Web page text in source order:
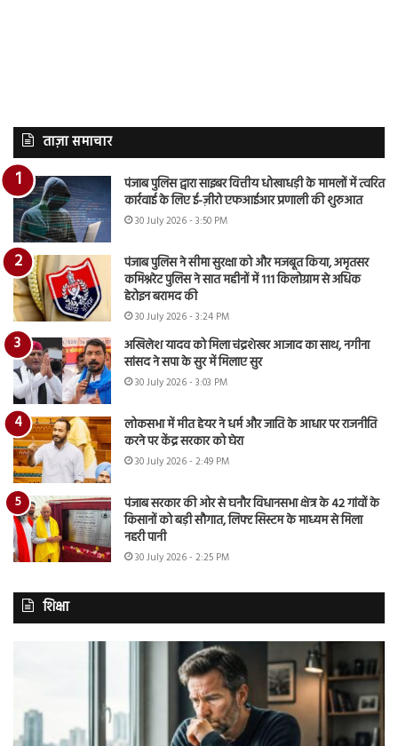
ताज़ा समाचार
पंजाब पुलिस द्वारा साइबर वित्तीय धोखाधड़ी के मामलों में त्वरित
कार्रवाई के लिए ई-ज़ीरो एफआईआर प्रणाली की शुरुआत
30 July 2026 - 3:50 PM
पंजाब पुलिस ने सीमा सुरक्षा को और मजबूत किया, अमृतसर
कमिश्नरेट पुलिस ने सात महीनों में 111 किलोग्राम से अधिक
हेरोइन बरामद की
30 July 2026 - 3:24 PM
अखिलेश यादव को मिला चंद्रशेखर आजाद का साथ, नगीना
सांसद ने सपा के सुर में मिलाए सुर
30 July 2026 - 3:03 PM
लोकसभा में मीत हेयर ने धर्म और जाति के आधार पर राजनीति
करने पर केंद्र सरकार को घेरा
30 July 2026 - 2:49 PM
पंजाब सरकार की ओर से घनौर विधानसभा क्षेत्र के 42 गांवों के
किसानों को बड़ी सौगात, लिफ्ट सिस्टम के माध्यम से मिला
नहरी पानी
30 July 2026 - 2:25 PM
शिक्षा